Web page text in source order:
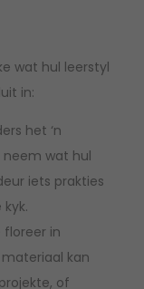
wat hul leerstyl
in:
het ‘n
wat hul
iets prakties
floreer in
kan
of